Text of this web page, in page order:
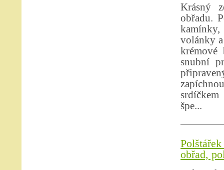
Krásný
obřadu.
kamínky,
volánky
krémové
snubní
špe...
obřad,